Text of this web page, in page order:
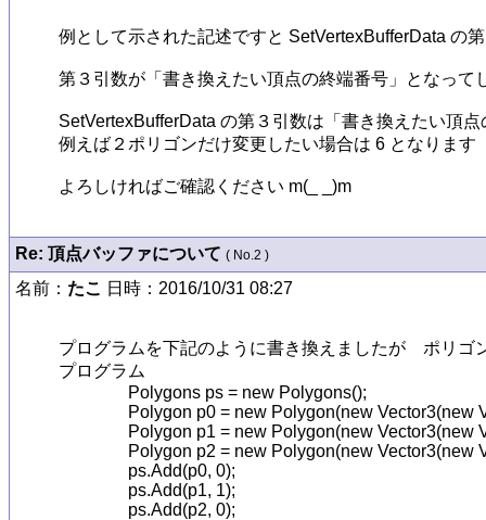
例として示された記述ですと SetVertexBufferData の
第３引数が「書き換えたい頂点の終端番号」となって
SetVertexBufferData の第３引数は「書き換えたい頂
例えば２ポリゴンだけ変更したい場合は 6 となります
よろしければご確認ください m(_ _)m
Re: 頂点バッファについて ( No.2 )
名前： たこ 日時：2016/10/31 08:27
プログラムを下記のように書き換えましたが　ポリゴ
プログラム
                Polygons ps = new Polygons();
Polygon p0 = new Polygon(new
Polygon p1 = new Polygon(new
Polygon p2 = new Polygon(new
                ps.Add(p0, 0);
                ps.Add(p1, 1);
                ps.Add(p2, 0);